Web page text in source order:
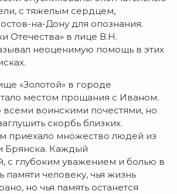
с тяжелым сердцем,
на-Дону для опознания.
Отечества» в лице В.Н.
неоценимую помощь в этих
«Золотой» в городе
местом прощания с Иваном.
всеми воинскими почестями, но
скорбь близких.
приехало множество людей из
Брянска. Каждый
с глубоким уважением и болью в
памяти человеку, чья жизнь
но чья память останется